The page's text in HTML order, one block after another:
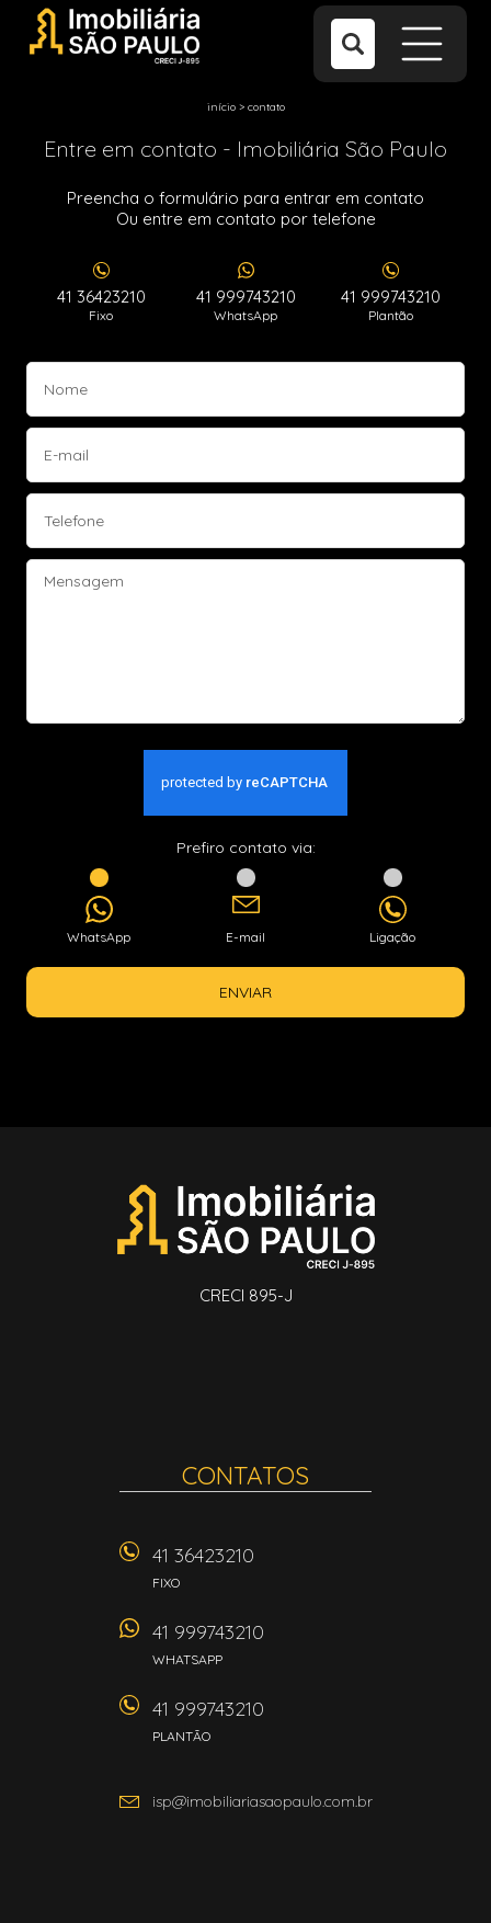
início> contato
Entre em contato - Imobiliária São Paulo
Preencha o formulário para entrar em contato
Ou entre em contato por telefone
41 36423210
Fixo
41 999743210
WhatsApp
41 999743210
Plantão
Prefiro contato via:
WhatsApp E-mail Ligação
ENVIAR
CRECI 895-J
CONTATOS
41 36423210
FIXO
41 999743210
WHATSAPP
41 999743210
PLANTÃO
isp@imobiliariasaopaulo.com.br